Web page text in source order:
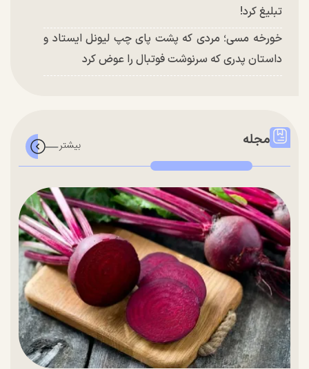
تبلیغ کرد!
خورخه مسی؛ مردی که پشت پای چپ لیونل ایستاد و
داستان پدری که سرنوشت فوتبال را عوض کرد
مجله